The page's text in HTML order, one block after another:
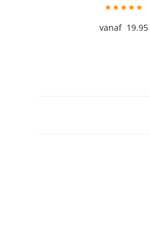
★★★★★
19.95